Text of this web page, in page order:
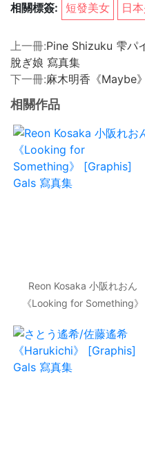
相關標簽: 短發美女 日
上一冊:Pine Shizuku 雫パ
脫ぎ娘 寫真集
下一冊:麻木明香《Maybe
相關作品
Reon Kosaka 小阪れおん
《Looking for Something》